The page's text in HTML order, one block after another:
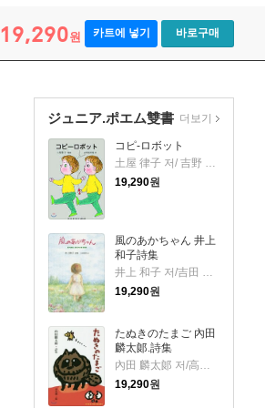
19,290원 카트에 넣기 바로구매
ジュニア.ポエム雙書
コピ-ロボット
土屋 律子 저/ 吉野 晃希男 그림
19,290원
風のあかちゃん 井上
和子詩集
井上 和子 저/吉田 瑠美 그림
19,290원
たぬきのたまご 內田
麟太郞.詩集
內田 麟太郞 저/高畑 純 그림
19,290원
더보기